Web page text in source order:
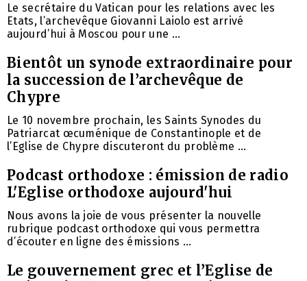
Le secrétaire du Vatican pour les relations avec les
Etats, l’archevêque Giovanni Laiolo est arrivé
aujourd’hui à Moscou pour une ...
Bientôt un synode extraordinaire pour
la succession de l’archevêque de
Chypre
Le 10 novembre prochain, les Saints Synodes du
Patriarcat œcuménique de Constantinople et de
l’Eglise de Chypre discuteront du problème ...
Podcast orthodoxe : émission de radio
L'Eglise orthodoxe aujourd'hui
Nous avons la joie de vous présenter la nouvelle
rubrique podcast orthodoxe qui vous permettra
d’écouter en ligne des émissions ...
Le gouvernement grec et l’Eglise de